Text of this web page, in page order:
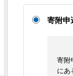
寄附申
寄附
にあ